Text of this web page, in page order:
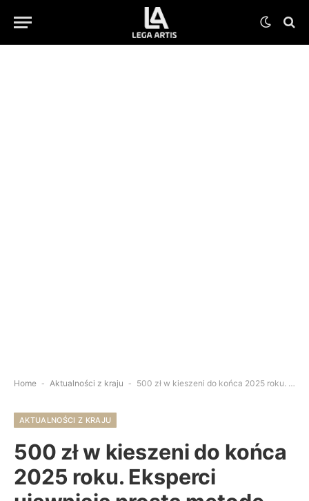
Home - Aktualności z kraju - 500 zł w kieszeni do końca 2025 roku. Eksperci ujawniają prostą metodę oszczędzania.
AKTUALNOŚCI Z KRAJU
500 zł w kieszeni do końca
2025 roku. Eksperci